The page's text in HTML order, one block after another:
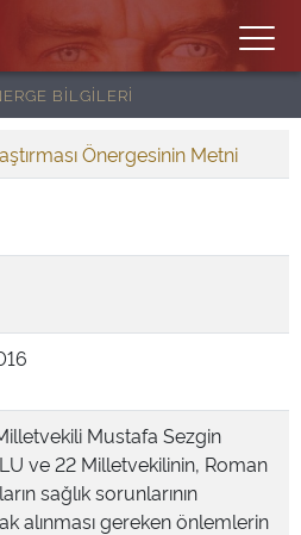
BİLGİLERİ
Önergesinin Metni
Mustafa Sezgin
ve 22 Milletvekilinin, Roman
sağlık sorunlarının
alınması gereken önlemlerin